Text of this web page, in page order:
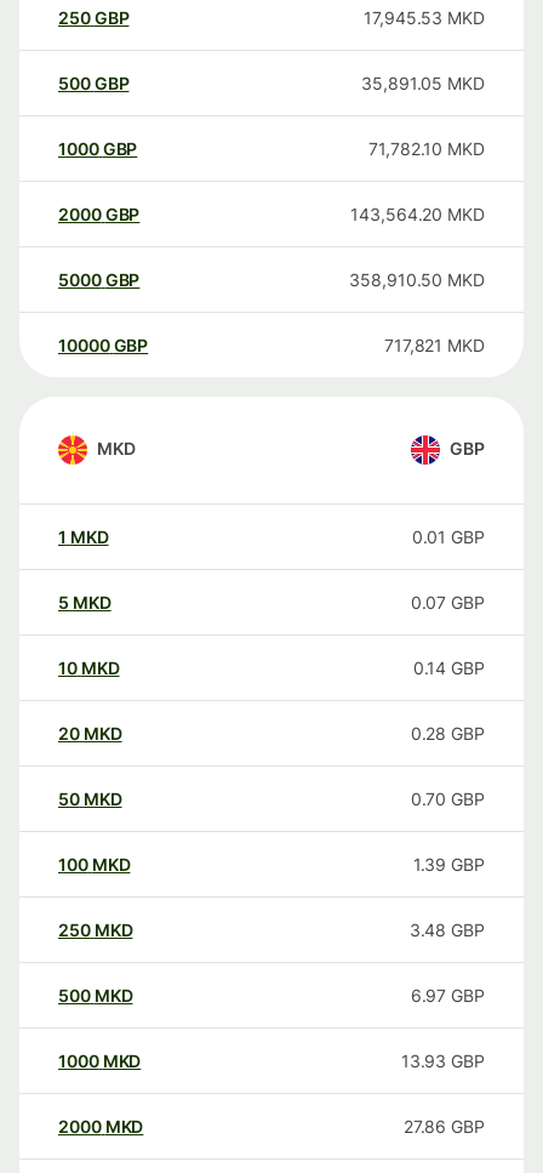
250GBP 17,945.53 MKD
500GBP 35,891.05 MKD
1000GBP 71,782.10 MKD
2000GBP 143,564.20 MKD
5000GBP 358,910.50 MKD
10000 GBP 717,821 MKD
MKD GBP
1 MKD 0.01 GBP
5 MKD 0.07 GBP
10 MKD 0.14 GBP
20 MKD 0.28 GBP
50 MKD 0.70 GBP
100 MKD 1.39 GBP
250 MKD 3.48 GBP
500 MKD 6.97 GBP
1000 MKD 13.93 GBP
2000 MKD 27.86 GBP